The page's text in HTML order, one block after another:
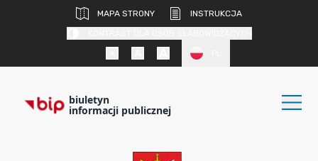
MAPA STRONY
INSTRUKCJA
biuletyn
informacji publicznej